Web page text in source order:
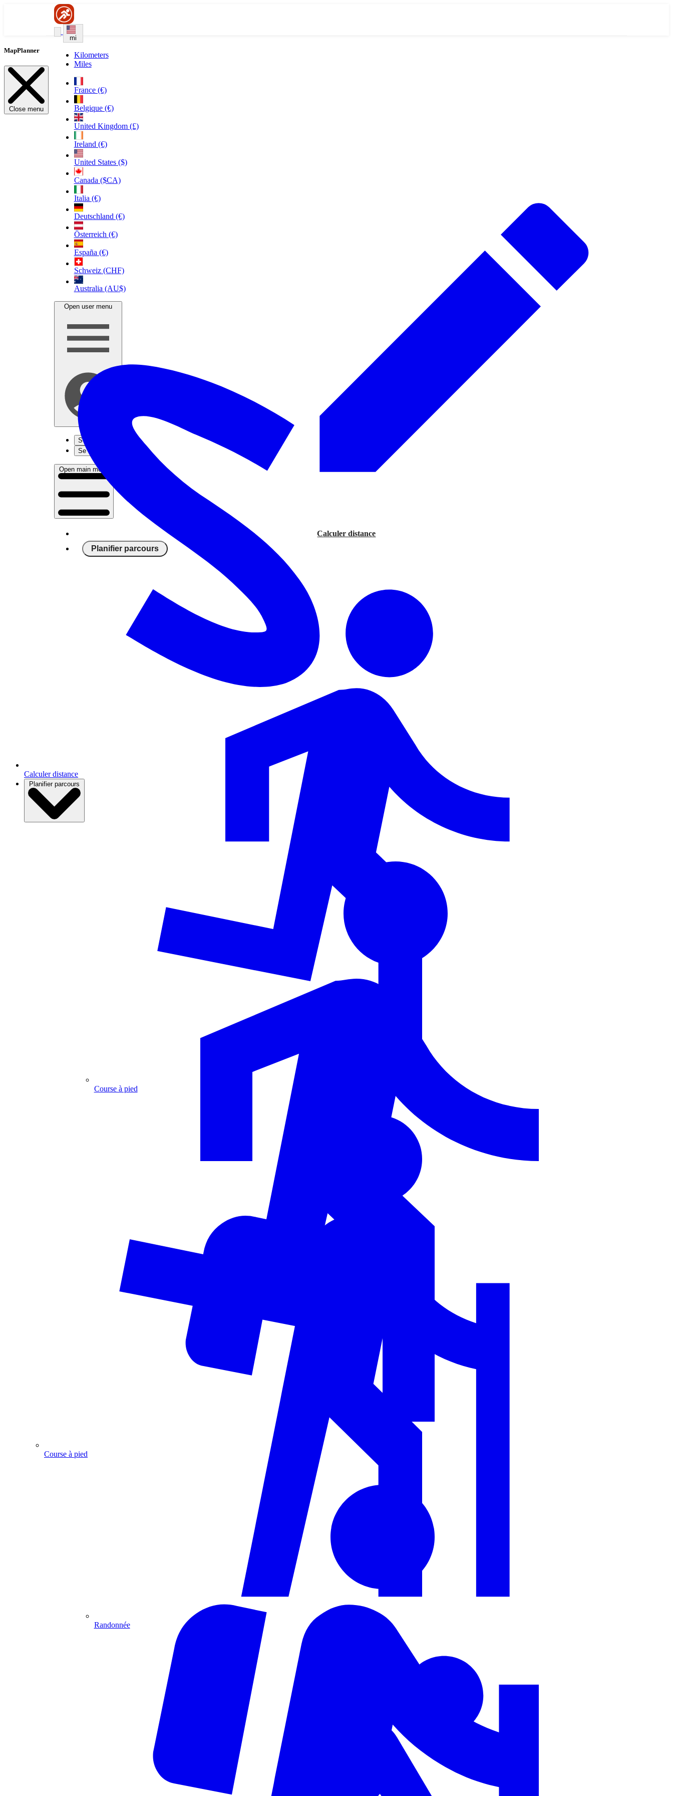
mi
Kilometers
Miles
France (€)
Belgique (€)
United Kingdom (£)
Ireland (€)
United States ($)
Canada ($CA)
Italia (€)
Deutschland (€)
Österreich (€)
España (€)
Schweiz (CHF)
Australia (AU$)
Open user menu
S'inscrire
Se connecter
Open main menu
Calculer distance
Planifier parcours
Course à pied
Randonnée
MapPlanner
Close menu
Calculer distance
Planifier parcours
Course à pied